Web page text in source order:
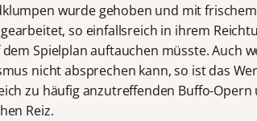
wurde gehoben und mit
so einfallsreich in ihrem
Spielplan auftauchen müsste. Auch
nicht absprechen kann, so ist das
zu häufig anzutreffenden Buffo-
Reiz.